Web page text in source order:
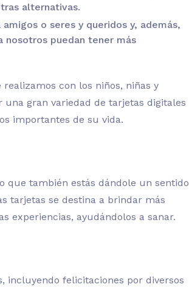
alternativas.
o seres y queridos y, además,
nosotros puedan tener más
con los niños, niñas y
gran variedad de tarjetas digitales
importantes de su vida.
que también estás dándole un sentido
tarjetas se destina a brindar más
experiencias, ayudándolos a sanar.
incluyendo felicitaciones por diversos